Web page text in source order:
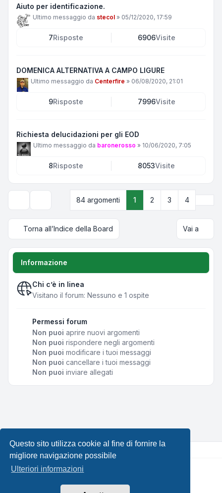
Questo sito utilizza cookie al fine di fornire la
migliore navigazione possibile
Ulteriori informazioni
Aiuto per identificazione.
Ultimo messaggio da stecol » 05/12/2020, 17:59
7Risposte 6906Visite
DOMENICA ALTERNATIVA A CAMPO LIGURE
Ultimo messaggio da Centerfire » 06/08/2020, 21:01
9Risposte 7996Visite
Richiesta delucidazioni per gli EOD
Ultimo messaggio da baronerosso » 10/06/2020, 7:05
8Risposte 8053Visite
Opzioni di visualizzazione e ordinamento
84 argomenti 1 2 3 4
Torna all’Indice della Board Vai a
Informazione
Chi c’è in linea
Visitano il forum: Nessuno e 1 ospite
Permessi forum
Non puoi aprire nuovi argomenti
Non puoi rispondere negli argomenti
Non puoi modificare i tuoi messaggi
Non puoi cancellare i tuoi messaggi
Non puoi inviare allegati
Creato daphpBB® Forum Software © phpBB Limited •
Leenoz.com